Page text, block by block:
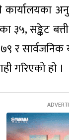
कार्यालयका
३५, सङ्केट
र सार्वजनिक
गरिएको हो ।